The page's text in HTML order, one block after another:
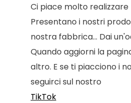
Ci piace molto realizzare
Presentano i nostri
nostra fabbrica... Dai
Quando aggiorni la
altro. E se ti piacciono i
seguirci sul nostro
TikTok